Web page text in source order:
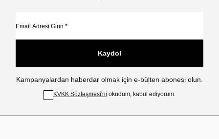
Kaydol
Kampanyalardan haberdar olmak için e-bülten abonesi olun.
KVKK Sözleşmesi'ni okudum, kabul ediyorum.